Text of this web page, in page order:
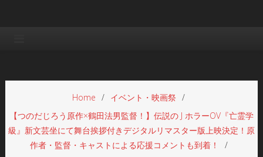
Home
イベント・映画祭
【つのだじろう原作×鶴田法男監督！】伝説の J ホラーOV『亡霊学
級』新文芸坐にて舞台挨拶付きデジタルリマスター版上映決定！原
作者・監督・キャストによる応援コメントも到着！